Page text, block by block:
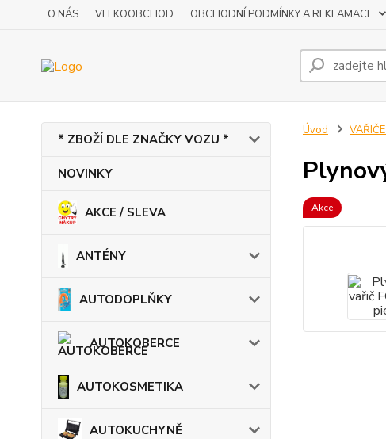
O NÁS VELKOOBCHOD OBCHODNÍ PODMÍNKY A REKLAMACE
* ZBOŽÍ DLE ZNAČKY VOZU *
NOVINKY
AKCE / SLEVA
ANTÉNY
AUTODOPLŇKY
AUTOKOBERCE
AUTOKOSMETIKA
AUTOKUCHYNĚ
Úvod
Akce